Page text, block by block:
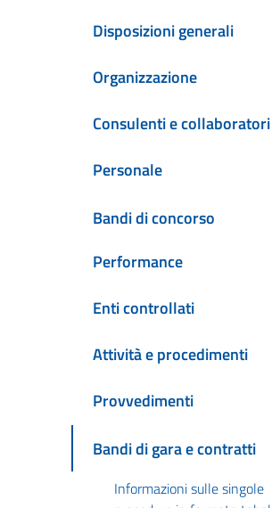
Disposizioni generali
Organizzazione
Consulenti e collaboratori
Personale
Bandi di concorso
Performance
Enti controllati
Attività e procedimenti
Provvedimenti
Bandi di gara e contratti
Informazioni sulle singole